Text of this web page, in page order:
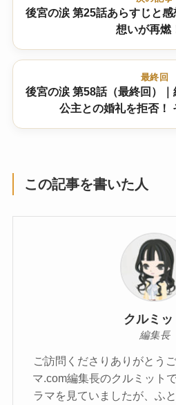
後宮の涙 第25話あらすじと
想いが再燃
最終回
後宮の涙 第58話（最終回）
公主との婚礼を拒否！
この記事を書いた人
クルミッ
編集長
ご訪問くださりありがとう
マ.com編集長のクルミット
ラマを見ていましたが、ふ